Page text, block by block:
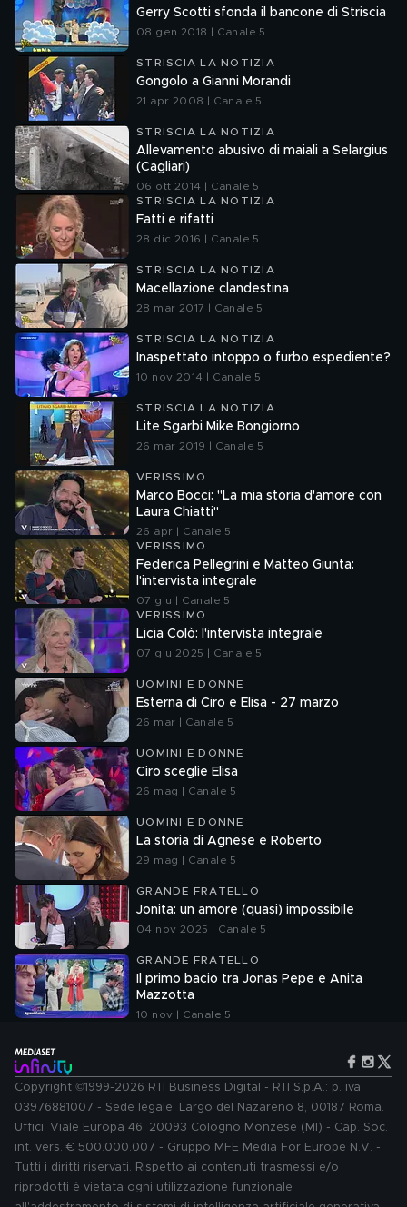
Gerry Scotti sfonda il bancone di Striscia
08 gen 2018 | Canale 5
STRISCIA LA NOTIZIA
Gongolo a Gianni Morandi
21 apr 2008 | Canale 5
STRISCIA LA NOTIZIA
Allevamento abusivo di maiali a Selargius
(Cagliari)
06 ott 2014 | Canale 5
STRISCIA LA NOTIZIA
Fatti e rifatti
28 dic 2016 | Canale 5
STRISCIA LA NOTIZIA
Macellazione clandestina
28 mar 2017 | Canale 5
STRISCIA LA NOTIZIA
Inaspettato intoppo o furbo espediente?
10 nov 2014 | Canale 5
STRISCIA LA NOTIZIA
Lite Sgarbi Mike Bongiorno
26 mar 2019 | Canale 5
VERISSIMO
Marco Bocci: "La mia storia d'amore con
Laura Chiatti"
26 apr | Canale 5
VERISSIMO
Federica Pellegrini e Matteo Giunta:
l'intervista integrale
07 giu | Canale 5
VERISSIMO
Licia Colò: l'intervista integrale
07 giu 2025 | Canale 5
UOMINI E DONNE
Esterna di Ciro e Elisa - 27 marzo
26 mar | Canale 5
UOMINI E DONNE
Ciro sceglie Elisa
26 mag | Canale 5
UOMINI E DONNE
La storia di Agnese e Roberto
29 mag | Canale 5
GRANDE FRATELLO
Jonita: un amore (quasi) impossibile
04 nov 2025 | Canale 5
GRANDE FRATELLO
Il primo bacio tra Jonas Pepe e Anita
Mazzotta
10 nov | Canale 5
Copyright ©1999-2026 RTI Business Digital - RTI S.p.A.: p. iva
03976881007 - Sede legale: Largo del Nazareno 8, 00187 Roma.
Uffici: Viale Europa 46, 20093 Cologno Monzese (MI) - Cap. Soc.
int. vers. € 500.000.007 - Gruppo MFE Media For Europe N.V. -
Tutti i diritti riservati. Rispetto ai contenuti trasmessi e/o
riprodotti è vietata ogni utilizzazione funzionale